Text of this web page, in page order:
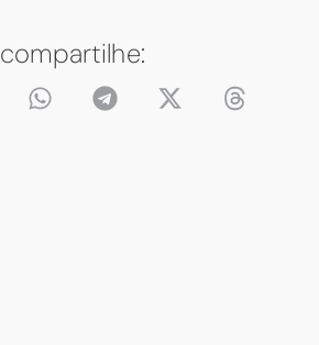
compartilhe: